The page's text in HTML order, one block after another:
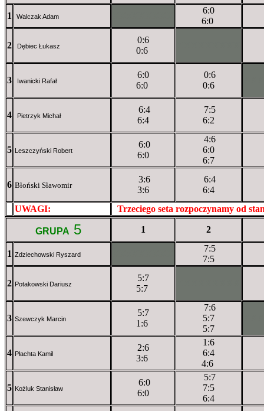
1 Walczak Adam
6:0
6:0
2 Dębiec Łukasz
0:6
0:6
3 Iwanicki Rafał
6:0
6:0
0:6
0:6
4 Pietrzyk Michał
6:4
6:4
7:5
6:2
5 Leszczyński Robert
6:0
6:0
4:6
6:0
6:7
6 Błoński Sławomir
3:6
3:6
6:4
6:4
UWAGI:
Trzeciego seta rozpoczynamy od
GRUPA 5 1 2
1 Zdziechowski Ryszard
7:5
7:5
2 Potakowski Dariusz
5:7
5:7
3 Szewczyk Marcin
5:7
1:6
7:6
5:7
5:7
4 Płachta Kamil
2:6
3:6
1:6
6:4
4:6
5 Kożluk Stanisław
6:0
6:0
5:7
7:5
6:4